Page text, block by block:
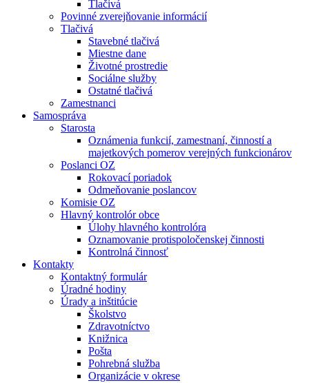
Tlačivá
Povinné zverejňovanie informácií
Tlačivá
Stavebné tlačivá
Miestne dane
Životné prostredie
Sociálne služby
Ostatné tlačivá
Zamestnanci
Samospráva
Starosta
Oznámenia funkcií, zamestnaní, činností a
majetkových pomerov verejných funkcionárov
Poslanci OZ
Rokovací poriadok
Odmeňovanie poslancov
Komisie OZ
Hlavný kontrolór obce
Úlohy hlavného kontrolóra
Oznamovanie protispoločenskej činnosti
Kontrolná činnosť
Kontakty
Kontaktný formulár
Úradné hodiny
Úrady a inštitúcie
Školstvo
Zdravotníctvo
Knižnica
Pošta
Pohrebná služba
Organizácie v okrese